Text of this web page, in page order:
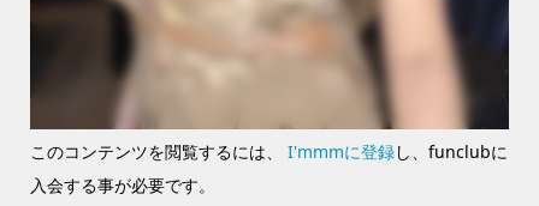
このコンテンツを閲覧するには、 I'mmmに登録し、funclubに
入会する事が必要です。